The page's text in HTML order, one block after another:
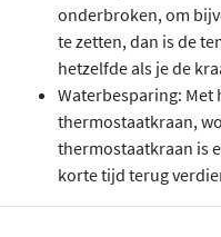
onderbroken, om
te zetten, dan is de
hetzelfde als je de
Waterbesparing: Met
thermostaatkraan,
thermostaatkraan is
korte tijd terug